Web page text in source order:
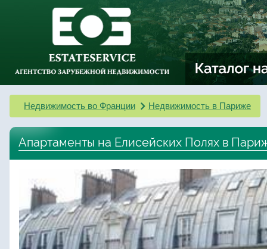
Недвижимость во Франции Недвижимость в Париже
Апартаменты на Елисейских Полях в